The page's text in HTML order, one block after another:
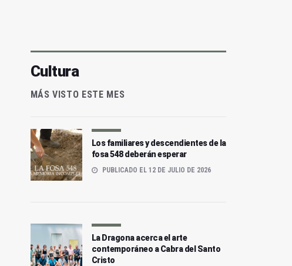
Cultura
MÁS VISTO ESTE MES
Los familiares y descendientes de la
fosa 548 deberán esperar
PUBLICADO EL 12 DE JULIO DE 2026
La Dragona acerca el arte
contemporáneo a Cabra del Santo
Cristo